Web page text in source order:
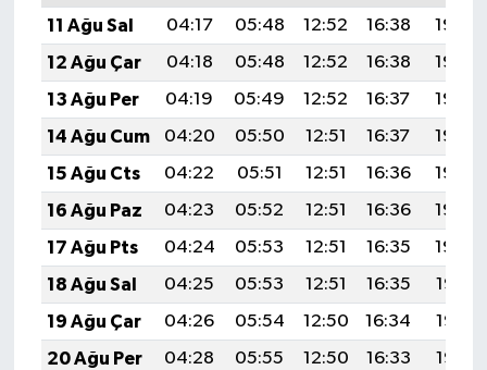
11 Ağu Sal
04:17 05:48 12:52 16:38
19:46
12 Ağu Çar
04:18 05:48 12:52 16:38
19:45
13 Ağu Per
04:19 05:49 12:52 16:37
19:44
14 Ağu Cum
04:20 05:50 12:51 16:37
19:43
15 Ağu Cts
04:22 05:51 12:51 16:36
19:42
16 Ağu Paz
04:23 05:52 12:51 16:36
19:40
17 Ağu Pts
04:24 05:53 12:51 16:35
19:39
18 Ağu Sal
04:25 05:53 12:51 16:35
19:38
19 Ağu Çar
04:26 05:54 12:50 16:34
19:37
20 Ağu Per
04:28 05:55 12:50 16:33
19:35